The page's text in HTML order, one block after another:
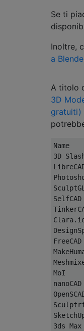
Se ti
Inoltre,
a
A titolo
3D
gratuiti)
3D
LibreCAD
Photoshop CC
SculptGL       Beginner
MoI
OpenSCAD
Sculptris
3ds